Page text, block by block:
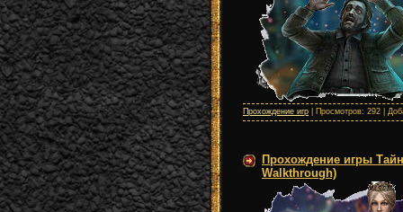
Прохождение игр | Просмотров: 292 |
Прохождение игры
Walkthrough)